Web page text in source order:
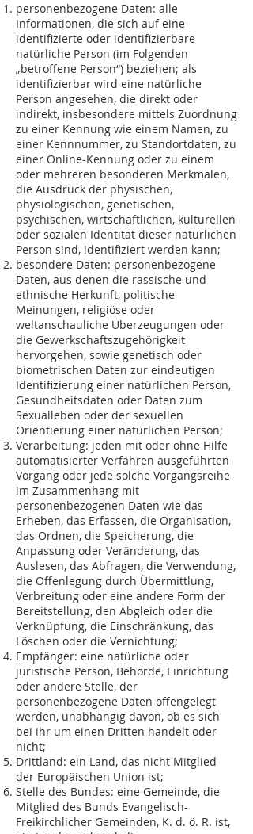
personenbezogene Daten: alle
Informationen, die sich auf eine
identifizierte oder identifizierbare
natürliche Person (im Folgenden
„betroffene Person“) beziehen; als
identifizierbar wird eine natürliche
Person angesehen, die direkt oder
indirekt, insbesondere mittels Zuordnung
zu einer Kennung wie einem Namen, zu
einer Kennnummer, zu Standortdaten, zu
einer Online-Kennung oder zu einem
oder mehreren besonderen Merkmalen,
die Ausdruck der physischen,
physiologischen, genetischen,
psychischen, wirtschaftlichen, kulturellen
oder sozialen Identität dieser natürlichen
Person sind, identifiziert werden kann;
besondere Daten: personenbezogene
Daten, aus denen die rassische und
ethnische Herkunft, politische
Meinungen, religiöse oder
weltanschauliche Überzeugungen oder
die Gewerkschaftszugehörigkeit
hervorgehen, sowie genetisch oder
biometrischen Daten zur eindeutigen
Identifizierung einer natürlichen Person,
Gesundheitsdaten oder Daten zum
Sexualleben oder der sexuellen
Orientierung einer natürlichen Person;
Verarbeitung: jeden mit oder ohne Hilfe
automatisierter Verfahren ausgeführten
Vorgang oder jede solche Vorgangsreihe
im Zusammenhang mit
personenbezogenen Daten wie das
Erheben, das Erfassen, die Organisation,
das Ordnen, die Speicherung, die
Anpassung oder Veränderung, das
Auslesen, das Abfragen, die Verwendung,
die Offenlegung durch Übermittlung,
Verbreitung oder eine andere Form der
Bereitstellung, den Abgleich oder die
Verknüpfung, die Einschränkung, das
Löschen oder die Vernichtung;
Empfänger: eine natürliche oder
juristische Person, Behörde, Einrichtung
oder andere Stelle, der
personenbezogene Daten offengelegt
werden, unabhängig davon, ob es sich
bei ihr um einen Dritten handelt oder
nicht;
Drittland: ein Land, das nicht Mitglied
der Europäischen Union ist;
Stelle des Bundes: eine Gemeinde, die
Mitglied des Bunds Evangelisch-
Freikirchlicher Gemeinden, K. d. ö. R. ist,